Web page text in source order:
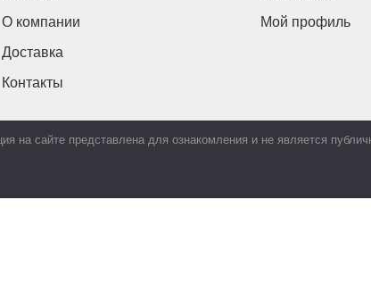
О компании
Доставка
Контакты
Мой профиль
на сайте представлена для ознакомления и не является